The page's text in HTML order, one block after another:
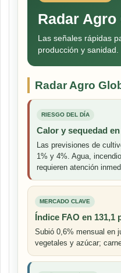
Radar Agro
Las señales rápidas
producción y sanidad.
Radar Agro
RIESGO DEL DÍA
Calor y sequedad
Las previsiones de
1% y 4%. Agua,
requieren atención
MERCADO CLAVE
Índice FAO en 131,1
Subió 0,6% mensual en
vegetales y azúcar;